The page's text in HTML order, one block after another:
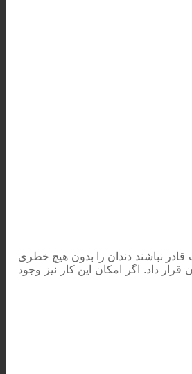
قادر نباشند دندان را بدون هیچ خطری
داد. اگر امکان این کار نیز وجود